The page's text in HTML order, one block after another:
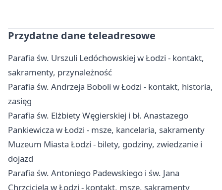
Przydatne dane teleadresowe
Parafia św. Urszuli Ledóchowskiej w Łodzi - kontakt,
sakramenty, przynależność
Parafia św. Andrzeja Boboli w Łodzi - kontakt, historia,
zasięg
Parafia św. Elżbiety Węgierskiej i bł. Anastazego
Pankiewicza w Łodzi - msze, kancelaria, sakramenty
Muzeum Miasta Łodzi - bilety, godziny, zwiedzanie i
dojazd
Parafia św. Antoniego Padewskiego i św. Jana
Chrzciciela w Łodzi - kontakt, msze, sakramenty